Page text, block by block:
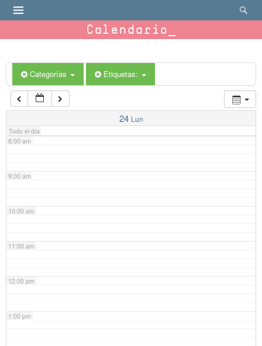
Calendario
Categorías Etiquetas:
24 Lun
Todo el día
6:00 am
7:00 am
8:00 am
9:00 am
10:00 am
11:00 am
12:00 pm
1:00 pm